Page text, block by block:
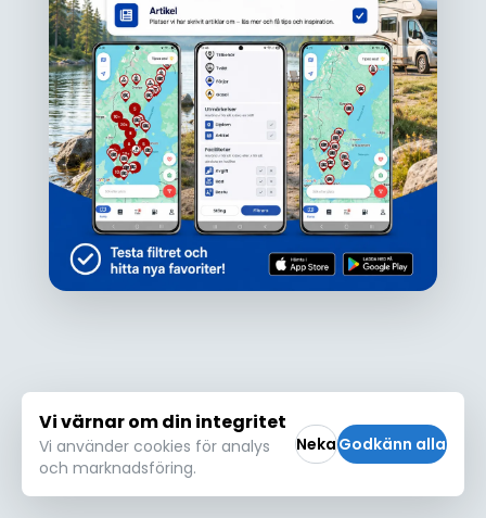
Ojdå!
Den här platsen hittades inte eller kunde
inte läsas in korrekt. Vänligen försök igen
Försök igen
Vi värnar om din integritet
Vi använder cookies för analys
och marknadsföring.
NekaGodkänn alla